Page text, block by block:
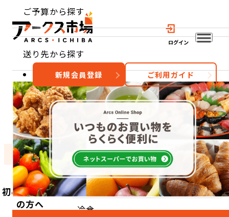
ログイン
ご予算から探す
送り先から探す
新規会員登録 ご利用ガイド
おすすめ 特集 カテゴリー
カテゴリーから探す 冷食
初めてご利用
の方へ
冷食